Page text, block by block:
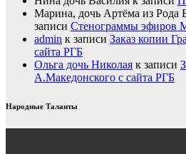
Марина, дочь Артёма из Рода
записи Стенограммы эфиров
admin к записи Заказ копии
сайта РГБ
Ольга дочь Николая к записи
А.Македонского с сайта РГБ
Народные Таланты